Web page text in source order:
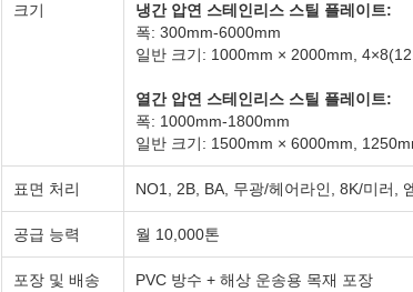
크기
냉간 압연 스테인리스 스틸 플레이트:
폭: 300mm-6000mm
일반 크기: 1000mm × 2000mm,
열간 압연 스테인리스 스틸 플레이트:
폭: 1000mm-1800mm
일반 크기: 1500mm × 6000mm,
표면 처리 NO1, 2B, BA, 무광/헤어라인, 8K/미러,
공급 능력 월 10,000톤
포장 및 배송
PVC 방수 + 해상 운송용 목재 포장